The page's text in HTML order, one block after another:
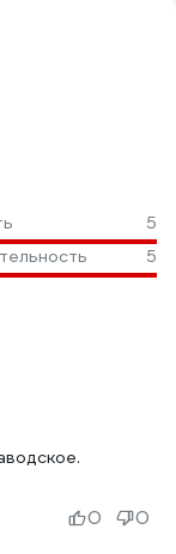
5
5
0 0